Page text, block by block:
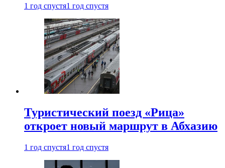
1 год спустя1 год спустя
Туристический поезд «Рица»
откроет новый маршрут в Абхазию
1 год спустя1 год спустя